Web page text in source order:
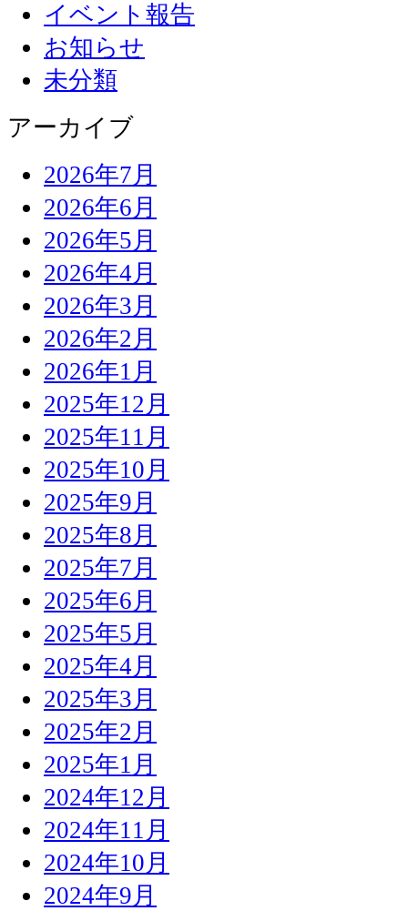
イベント報告
お知らせ
未分類
アーカイブ
2026年7月
2026年6月
2026年5月
2026年4月
2026年3月
2026年2月
2026年1月
2025年12月
2025年11月
2025年10月
2025年9月
2025年8月
2025年7月
2025年6月
2025年5月
2025年4月
2025年3月
2025年2月
2025年1月
2024年12月
2024年11月
2024年10月
2024年9月